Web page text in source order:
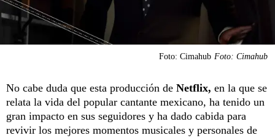
Foto: Cimahub Foto: Cimahub
No cabe duda que esta producción de Netflix, en la que se
relata la vida del popular cantante mexicano, ha tenido un
gran impacto en sus seguidores y ha dado cabida para
revivir los mejores momentos musicales y personales de